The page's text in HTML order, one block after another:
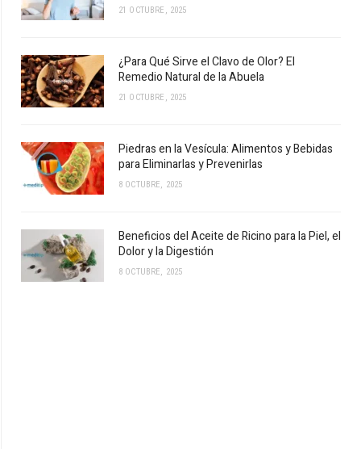
21 OCTUBRE, 2025
¿Para Qué Sirve el Clavo de Olor? El
Remedio Natural de la Abuela
21 OCTUBRE, 2025
Piedras en la Vesícula: Alimentos y Bebidas
para Eliminarlas y Prevenirlas
8 OCTUBRE, 2025
Beneficios del Aceite de Ricino para la Piel, el
Dolor y la Digestión
8 OCTUBRE, 2025